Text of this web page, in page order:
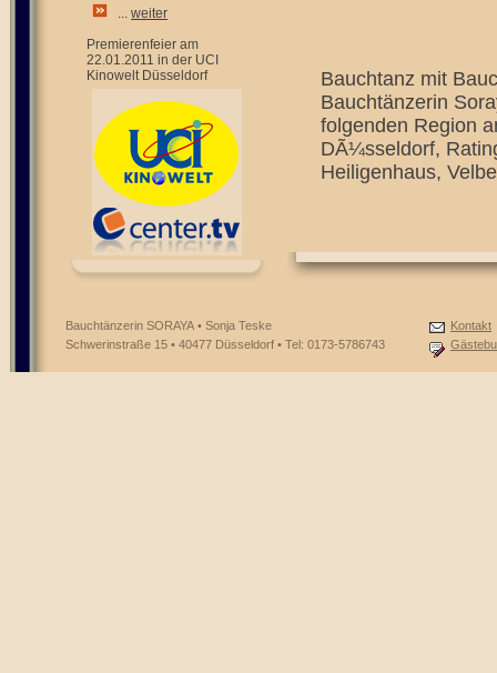
... weiter
Premierenfeier am
22.01.2011 in der UCI
Kinowelt Düsseldorf
Bauchtanz mit
Bauchtänzerin
folgenden Region
DÃ¼sseldorf,
Heiligenhaus,
Bauchtänzerin SORAYA • Sonja Teske
Schwerinstraße 15 • 40477 Düsseldorf • Tel: 0173-5786743
Kontakt